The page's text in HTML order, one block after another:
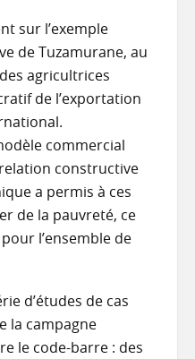
sur l’exemple
de Tuzamurane, au
agricultrices
de l’exportation
commercial
constructive
a permis à ces
de la pauvreté, ce
l’ensemble de
d’études de cas
la campagne
le code-barre : des